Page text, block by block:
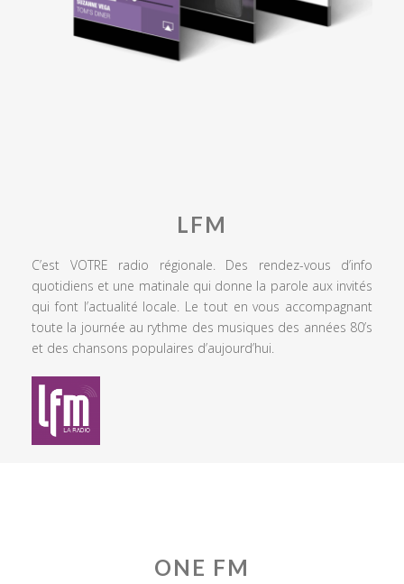
LFM
C’est VOTRE radio régionale. Des rendez-vous d’info
quotidiens et une matinale qui donne la parole aux invités
qui font l’actualité locale. Le tout en vous accompagnant
toute la journée au rythme des musiques des années 80’s
et des chansons populaires d’aujourd’hui.
ONE FM